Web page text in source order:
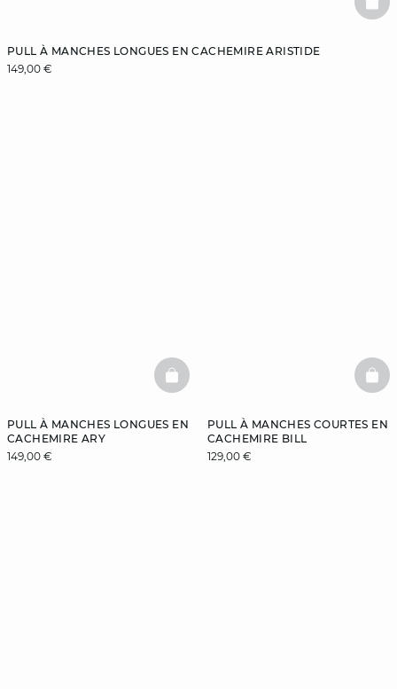
PULL À MANCHES LONGUES EN CACHEMIRE ARISTIDE
149,00 €
PULL À MANCHES LONGUES EN
CACHEMIRE ARY
149,00 €
BASKETFULL
PULL À MANCHES COURTES EN
CACHEMIRE BILL
129,00 €